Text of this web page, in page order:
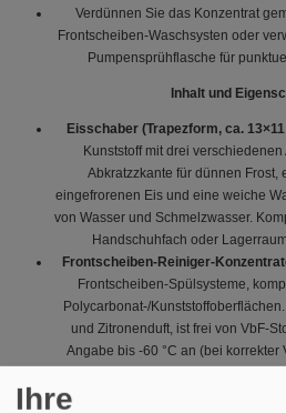
Verdünnen Sie das Konzentrat
Frontscheiben-Waschsysten oder
Pumpensprühflasche für
Inhalt und
Eisschaber (Trapezform, ca.
Kunststoff mit drei
Abkratzzkante für dünnen Frost,
eingefrorenen Eis und eine weiche
von Wasser und Schmelzwasser.
Handschuhfach oder
Frontscheiben-Reiniger-
Frontscheiben-Spülsysteme,
Polycarbonat-/
und Zitronenduft, ist frei von VbF-
Angabe bis -60 °C an (bei korrekter
Ihre